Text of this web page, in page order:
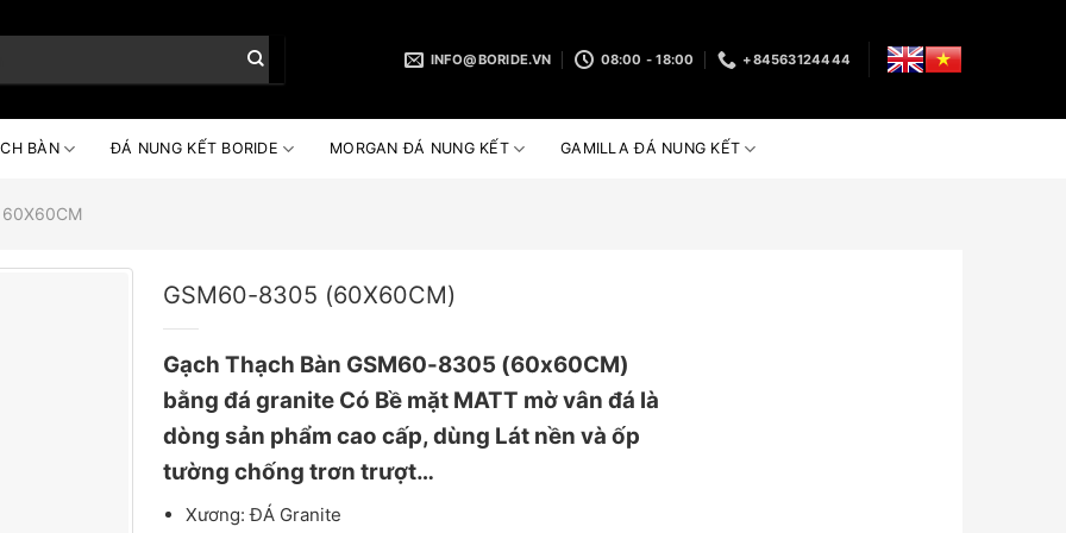
INFO@BORIDE.VN 08:00 - 18:00 +84563124444
BÀN ĐÁ NUNG KẾT BORIDE MORGAN ĐÁ NUNG KẾT GAMILLA ĐÁ NUNG KẾT
60X60CM
GSM60-8305 (60X60CM)
Gạch Thạch Bàn GSM60-8305 (60x60CM)
bằng đá granite Có Bề mặt MATT mờ vân đá là
dòng sản phẩm cao cấp, dùng Lát nền và ốp
tường chống trơn trượt…
Xương: ĐÁ Granite